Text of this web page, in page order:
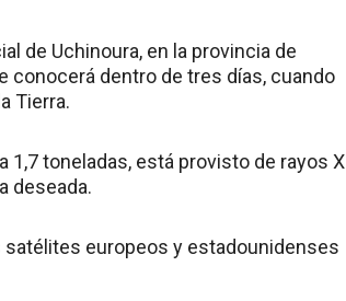
de Uchinoura, en la provincia de
conocerá dentro de tres días, cuando
Tierra.
1,7 toneladas, está provisto de rayos X
deseada.
europeos y estadounidenses